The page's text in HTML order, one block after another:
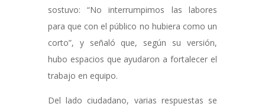
sostuvo: “No interrumpimos las labores
para que con el público no hubiera como un
corto”, y señaló que, según su versión,
hubo espacios que ayudaron a fortalecer el
trabajo en equipo.
Del lado ciudadano, varias respuestas se